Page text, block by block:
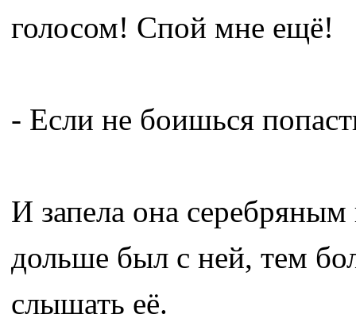
голосом! Спой мне ещё!
- Если не боишься
И запела она
дольше был с ней, тем
слышать её.